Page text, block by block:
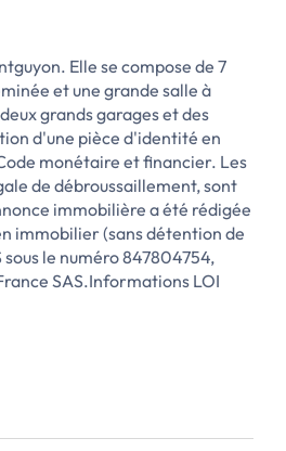
Elle se compose de 7
et une grande salle à
grands garages et des
d'une pièce d'identité en
monétaire et financier. Les
de débroussaillement, sont
immobilière a été rédigée
immobilier (sans détention de
le numéro 847804754,
SAS.Informations LOI